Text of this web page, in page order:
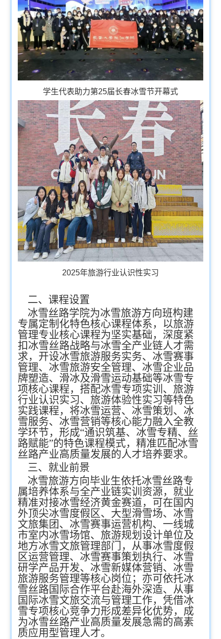
学生代表助力第25届长春冰雪节开幕式
2025年旅游行业认识性实习
二、课程设置
冰雪丝路学院为冰雪旅游方向班构建
专属定制化特色核心课程体系，以旅游
管理专业核心课程为坚实基础，深度紧
扣冰雪丝路战略与冰雪全产业链人才需
求，开设冰雪旅游服务实务、冰雪赛事
管理、冰雪旅游安全管理、冰雪企业品
牌塑造、滑冰及滑雪运动基础等冰雪专
项核心课程，搭配冰雪专项实训、旅游
行业认识实习、旅游体验性实习等特色
实践课程，将冰雪运营、冰雪策划、冰
雪服务、冰雪营销等核心能力融入全教
学环节，形成“通识筑基、冰雪专精、丝
路赋能”的特色课程模式，精准匹配冰雪
丝路产业高质量发展的人才培养要求。
三、就业前景
冰雪旅游方向毕业生依托冰雪丝路专
属培养体系与全产业链实训资源，就业
精准对接冰雪经济黄金赛道，可在国内
外顶尖冰雪度假区、大型滑雪场、冰雪
文旅集团、冰雪赛事运营机构、一线城
市室内冰雪场馆、旅游规划设计单位及
地方冰雪文旅管理部门，从事冰雪度假
区运营管理、冰雪赛事策划执行、冰雪
研学产品开发、冰雪新媒体营销、冰雪
旅游服务管理等核心岗位；亦可依托冰
雪丝路国际合作平台赴海外深造、从事
国际冰雪文旅交流与管理工作，凭借冰
雪专项核心竞争力形成差异化优势，成
为冰雪丝路产业高质量发展急需的高素
质应用型管理人才。